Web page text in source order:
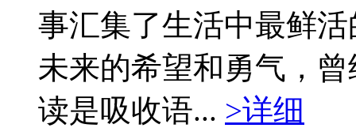
事汇集了生活中最鲜
未来的希望和勇气，
读是吸收语... >详细